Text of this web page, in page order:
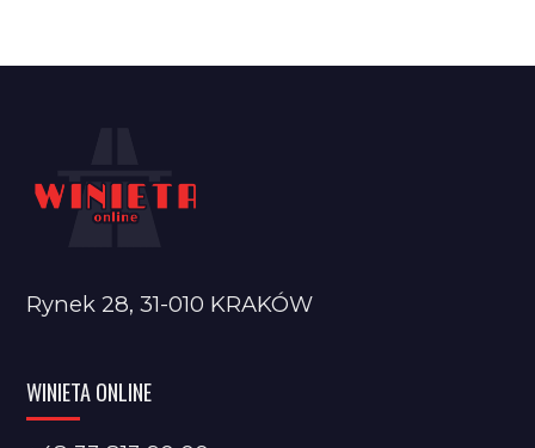
Rynek 28, 31-010 KRAKÓW
WINIETA ONLINE